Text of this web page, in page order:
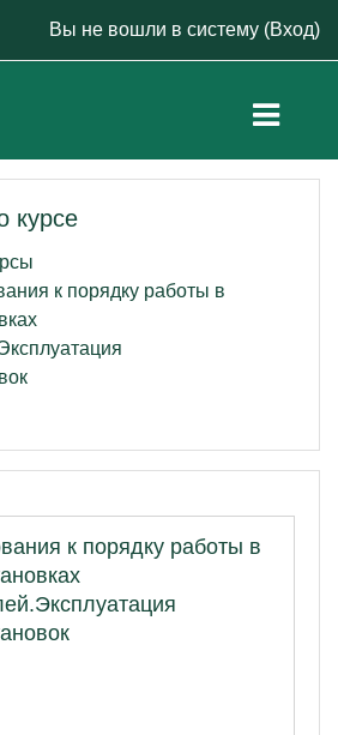
Вы не вошли в систему (Вход)
курсе
к порядку работы в
к порядку работы в